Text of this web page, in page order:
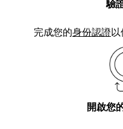
驗
完成您的身份認證
開啟您